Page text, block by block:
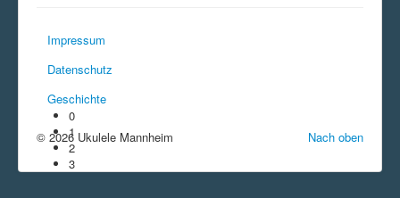
0
1
2
3
Impressum
Datenschutz
Geschichte
Nach oben
© 2026 Ukulele Mannheim